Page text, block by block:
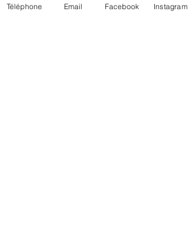
Téléphone Email Facebook Instagram